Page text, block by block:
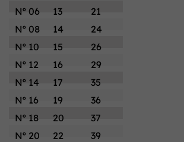
Nº 06
13
21
Nº 08
14
24
Nº 10
15
26
Nº 12
16
29
Nº 14
17
35
Nº 16
19
36
Nº 18
20
37
Nº 20
22
39